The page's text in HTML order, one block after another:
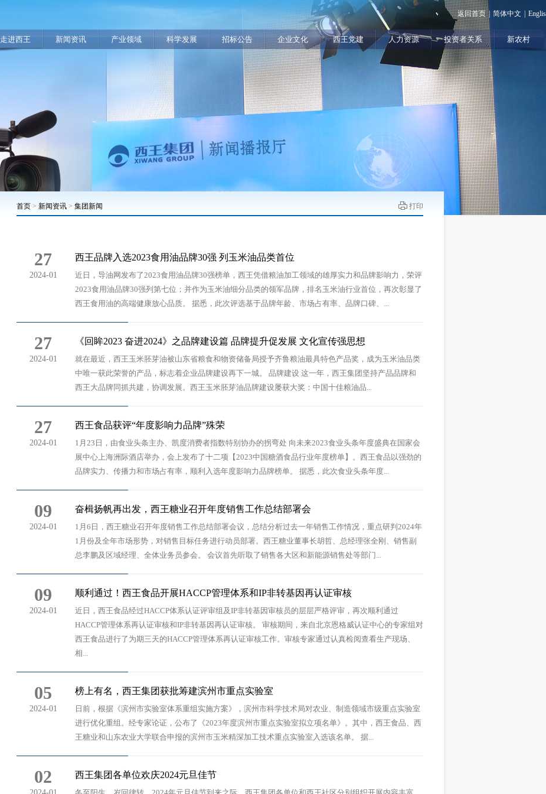
返回首页 | 简体中文
走进西王 新闻资讯 产业领域 科学发展 招标公告 企业文化 西王党建 人力资源 投资者关系 新农村
首页 > 新闻资讯 > 集团新闻 打印
27
2024-01
西王品牌入选2023食用油品牌30强 列玉米油品类首位
近日，导油网发布了2023食用油品牌30强榜单，西王凭借粮油加工领域的雄厚实力和品牌影响力，荣评
2023食用油品牌30强列第七位；并作为玉米油细分品类的领军品牌，排名玉米油行业首位，再次彰显了
西王食用油的高端健康放心品质。 据悉，此次评选基于品牌年龄、市场占有率、品牌口碑、...
27
2024-01
《回眸2023 奋进2024》之品牌建设篇 品牌提升促发展 文化宣传强思想
就在最近，西王玉米胚芽油被山东省粮食和物资储备局授予齐鲁粮油最具特色产品奖，成为玉米油品类
中唯一获此荣誉的产品，标志着企业品牌建设再下一城。 品牌建设 这一年，西王集团坚持产品品牌和
西王大品牌同抓共建，协调发展。西王玉米胚芽油品牌建设屡获大奖：中国十佳粮油品...
27
2024-01
西王食品获评“年度影响力品牌”殊荣
1月23日，由食业头条主办、凯度消费者指数特别协办的拐弯处 向未来2023食业头条年度盛典在国家会
展中心上海洲际酒店举办，会上发布了十二项【2023中国糖酒食品行业年度榜单】。西王食品以强劲的
品牌实力、传播力和市场占有率，顺利入选年度影响力品牌榜单。 据悉，此次食业头条年度...
09
2024-01
奋楫扬帆再出发，西王糖业召开年度销售工作总结部署会
1月6日，西王糖业召开年度销售工作总结部署会议，总结分析过去一年销售工作情况，重点研判2024年
1月份及全年市场形势，对销售目标任务进行动员部署。西王糖业董事长胡哲、总经理张全刚、销售副
总李鹏及区域经理、全体业务员参会。 会议首先听取了销售各大区和新能源销售处等部门...
09
2024-01
顺利通过！西王食品开展HACCP管理体系和IP非转基因再认证审核
近日，西王食品经过HACCP体系认证评审组及IP非转基因审核员的层层严格评审，再次顺利通过
HACCP管理体系再认证审核和IP非转基因再认证审核。 审核期间，来自北京恩格威认证中心的专家组对
西王食品进行了为期三天的HACCP管理体系再认证审核工作。审核专家通过认真检阅查看生产现场、
相...
05
2024-01
榜上有名，西王集团获批筹建滨州市重点实验室
日前，根据《滨州市实验室体系重组实施方案》，滨州市科学技术局对农业、制造领域市级重点实验室
进行优化重组。经专家论证，公布了《2023年度滨州市重点实验室拟立项名单》。其中，西王食品、西
王糖业和山东农业大学联合申报的滨州市玉米精深加工技术重点实验室入选该名单。 据...
02 西王集团各单位欢庆2024元旦佳节